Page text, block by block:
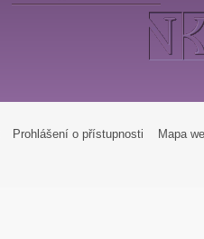
Prohlášení o přístupnosti Mapa